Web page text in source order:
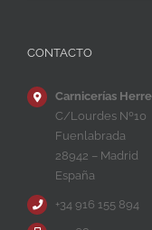
CONTACTO
Carnicerías
C/Lourdes Nº10
Fuenlabrada
28942 – Madrid
España
+34 916 155 894